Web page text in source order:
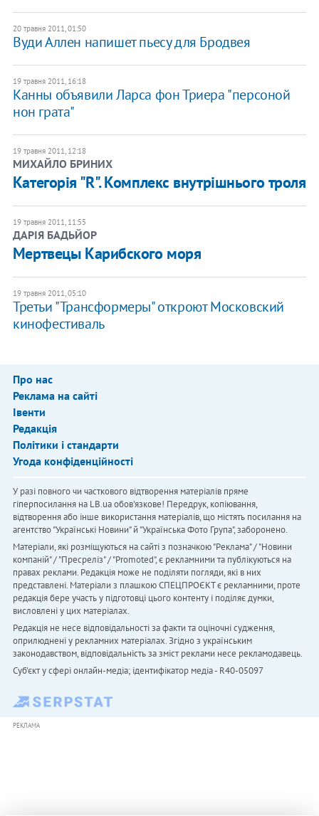
20 травня 2011, 01:50
Вуди Аллен напишет пьесу для Бродвея
19 травня 2011, 16:18
Канны объявили Ларса фон Триера "персоной
нон грата"
19 травня 2011, 12:18
МИХАЙЛО БРИНИХ
Категорія "R". Комплекс внутрішнього троля
19 травня 2011, 11:55
ДАРІЯ БАДЬЙОР
Мертвецы Карибского моря
19 травня 2011, 05:10
Третьи "Трансформеры" откроют Московский
кинофестиваль
Про нас
Реклама на сайті
Івенти
Редакція
Політики і стандарти
Угода конфіденційності
У разі повного чи часткового відтворення матеріалів пряме
гіперпосилання на LB.ua обов'язкове! Передрук, копіювання,
відтворення або інше використання матеріалів, що містять посилання на
агентство "Українськi Новини" й "Українська Фото Група", заборонено.
Матеріали, які розміщуються на сайті з позначкою "Реклама" / "Новини
компаній" / "Пресреліз" / "Promoted", є рекламними та публікуються на
правах реклами. Редакція може не поділяти погляди, які в них
представлені. Матеріали з плашкою СПЕЦПРОЄКТ є рекламними, проте
редакція бере участь у підготовці цього контенту і поділяє думки,
висловлені у цих матеріалах.
Редакція не несе відповідальності за факти та оціночні судження,
оприлюднені у рекламних матеріалах. Згідно з українським
законодавством, відповідальність за зміст реклами несе рекламодавець.
Cуб'єкт у сфері онлайн-медіа; ідентифікатор медіа - R40-05097
РЕКЛАМА